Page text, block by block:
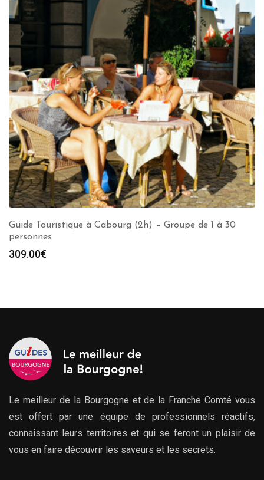
Guide Touristique à Cabourg (2h) – Groupe de 1 à 30
personnes
309.00€
Le meilleur de la Bourgogne et de la Franche Comté vous
est offert par une équipe de professionnels réactifs,
connaissant leurs territoires et qui se feront un plaisir de
vous en faire découvrir les saveurs et les secrets.